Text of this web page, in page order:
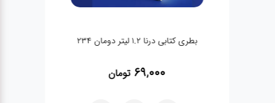
بطری کتابی درنا 1.2 لیتر دومان 234
69,000 تومان